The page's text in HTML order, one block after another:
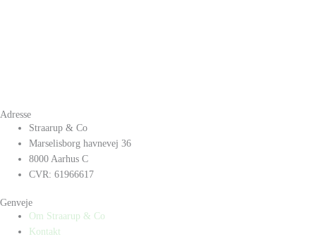
Adresse
Straarup & Co
Marselisborg havnevej 36
8000 Aarhus C
CVR: 61966617
Genveje
Om Straarup & Co
Kontakt